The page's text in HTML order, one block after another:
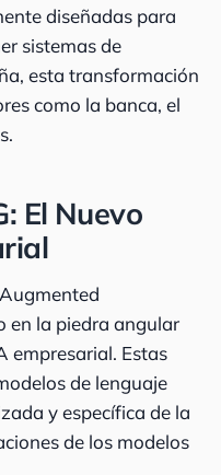
diseñadas para
sistemas de
esta transformación
como la banca, el
El Nuevo
en la piedra angular
empresarial. Estas
de lenguaje
y específica de la
de los modelos